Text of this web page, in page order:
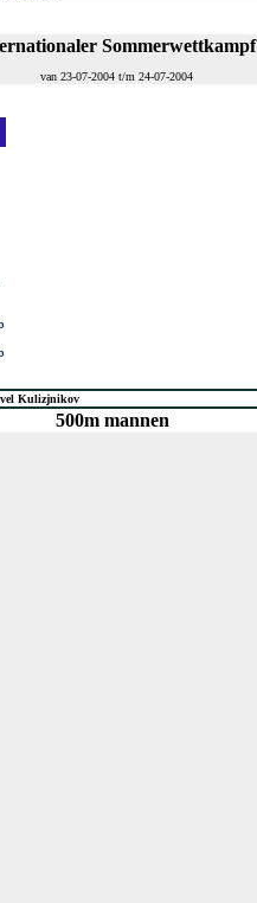
Sommerwettkampf
van 23-07-2004 t/m 24-07-2004
Kulizjnikov
500m mannen